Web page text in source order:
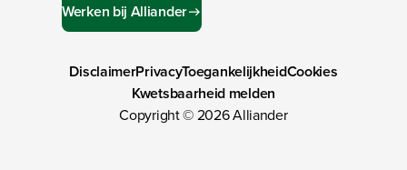
Werken bij Alliander
DisclaimerPrivacyToegankelijkheidCookies
Kwetsbaarheid melden
Copyright ©2026Alliander